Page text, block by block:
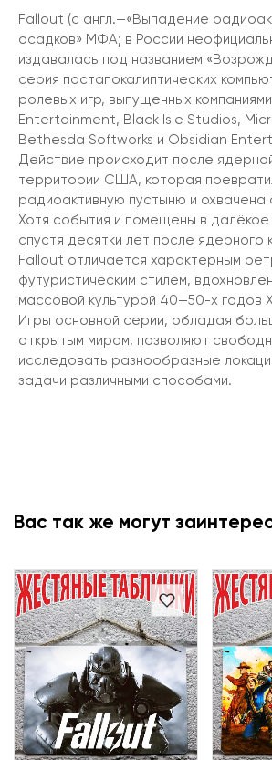
Fallout (с англ.—«Выпадение
осадков» МФА; в России
издавалась под названием
серия постапокалиптических
ролевых игр, выпущенных
Entertainment, Black Isle Studios,
Bethesda Softworks и Obsidian
Действие происходит после
территории США, которая
радиоактивную пустыню и охвачена
Хотя события и помещены в
спустя десятки лет после ядерного
Fallout отличается характерным
футуристическим стилем,
массовой культурой 40—50-х годов
Игры основной серии, обладая
открытым миром, позволяют
исследовать разнообразные
задачи различными способами.
Вас так же могут